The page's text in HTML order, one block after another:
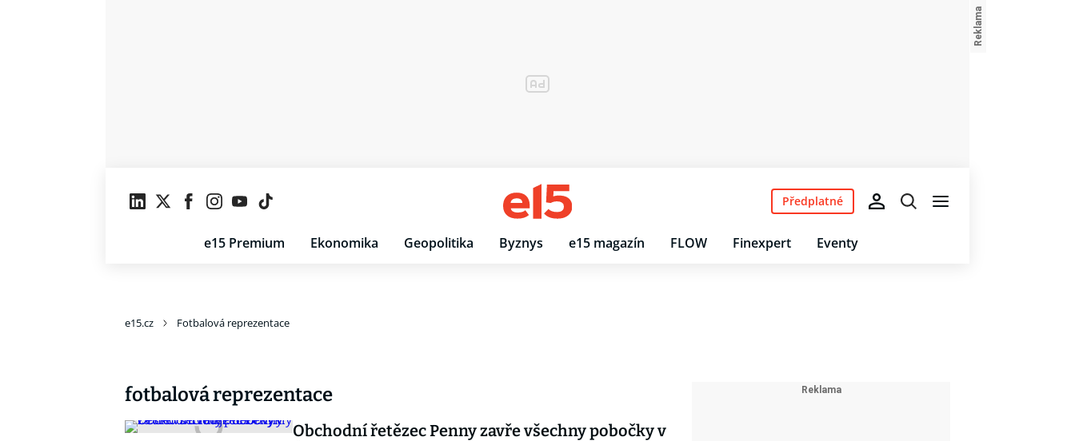
e15 Premium Ekonomika Geopolitika Byznys e15 magazín FLOW Finexpert Eventy
Předplatné
e15.cz Fotbalová reprezentace
fotbalová reprezentace
Obchodní řetězec Penny zavře všechny pobočky v